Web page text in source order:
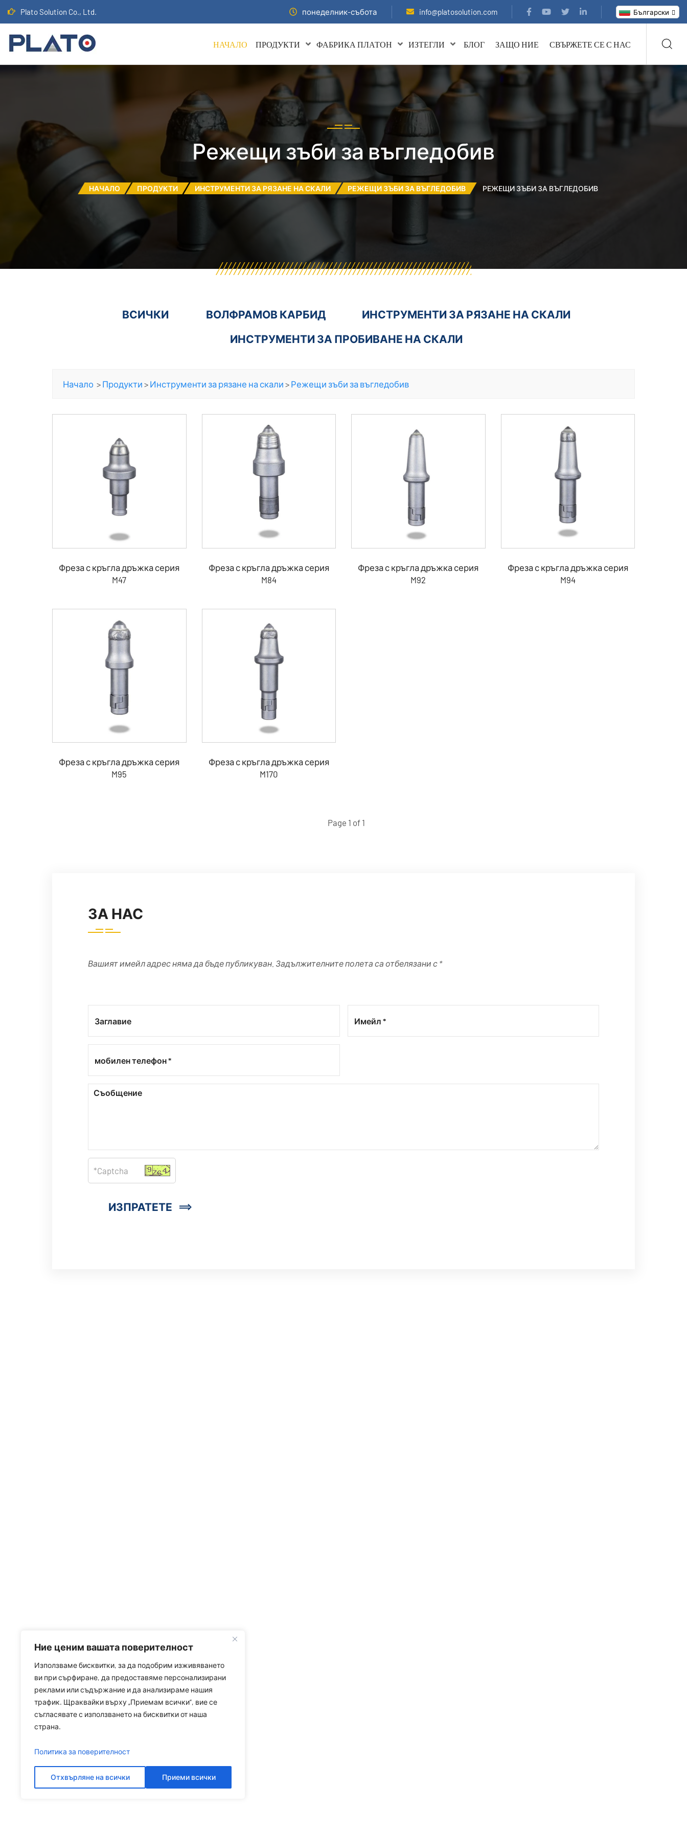
Plato Solution Co., Ltd. понеделник-събота info@platosolution.com Български
НАЧАЛО ПРОДУКТИ ФАБРИКА ПЛАТОН ИЗТЕГЛИ БЛОГ ЗАЩО НИЕ СВЪРЖЕТЕ СЕ С НАС
Режещи зъби за въгледобив
НАЧАЛО ПРОДУКТИ ИНСТРУМЕНТИ ЗА РЯЗАНЕ НА СКАЛИ РЕЖЕЩИ ЗЪБИ ЗА ВЪГЛЕДОБИВ РЕЖЕЩИ ЗЪБИ ЗА ВЪГЛЕДОБИВ
ВСИЧКИ ВОЛФРАМОВ КАРБИД
ИНСТРУМЕНТИ ЗА РЯЗАНЕ НА СКАЛИ
ИНСТРУМЕНТИ ЗА ПРОБИВАНЕ НА СКАЛИ
Начало > Продукти > Инструменти за рязане на скали > Режещи зъби за въгледобив
Фреза с кръгла дръжка серия
M47
Фреза с кръгла дръжка серия
M84
Фреза с кръгла дръжка серия
M92
Фреза с кръгла дръжка серия
M94
Фреза с кръгла дръжка серия
M95
Фреза с кръгла дръжка серия
M170
Page 1 of 1
ЗА НАС
Вашият имейл адрес няма да бъде публикуван. Задължителните полета са отбелязани с *
ИЗПРАТЕТЕ
Ние ценим вашата поверителност
Използваме бисквитки, за да подобрим изживяването
ви при сърфиране, да предоставяме персонализирани
реклами или съдържание и да анализираме нашия
трафик. Щраквайки върху „Приемам всички“, вие се
съгласявате с използването на бисквитки от наша
страна.
Политика за поверителност
Отхвърляне на всички Приеми всички